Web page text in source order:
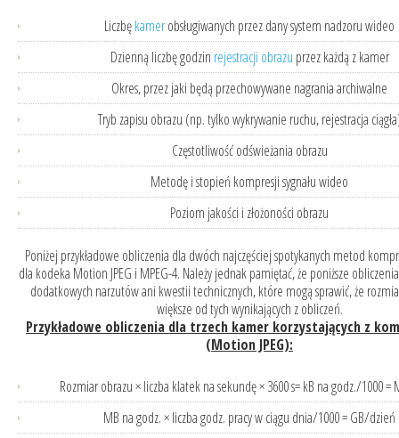
Liczbękamerobsługiwanych przez dany system nadzoru wideo
Dzienną liczbę godzin rejestracji obrazu przez każdą z kamer
Okres, przez jaki będą przechowywane nagrania archiwalne
Tryb zapisu obrazu (np. tylko wykrywanie ruchu, rejestracja
Częstotliwość odświeżania obrazu
Metodę i stopień kompresji sygnału wideo
Poziom jakości i złożoności obrazu
Poniżej przykładowe obliczenia dla dwóch najczęściej spotykanych metod
dla kodeka Motion JPEG i MPEG-4. Należy jednak pamiętać, że poniższe
dodatkowych narzutów ani kwestii technicznych, które mogą sprawić, że
większe od tych wynikających z obliczeń.
Przykładowe obliczenia dla trzech kamer korzystających z
(Motion JPEG):
Rozmiar obrazu × liczba klatek na sekundę × 3600 s= kB na godz./1000 =
MB na godz. × liczba godz. pracy w ciągu dnia/1000 = GB/dzień